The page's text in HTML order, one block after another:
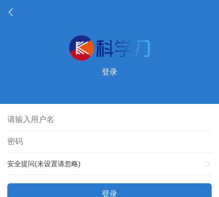
登录
安全提问(未设置请忽略)
登录